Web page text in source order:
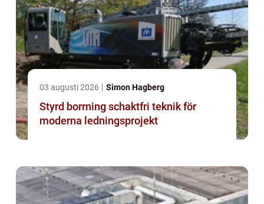
03 augusti 2026 Simon Hagberg
Styrd borrning schaktfri teknik för
moderna ledningsprojekt